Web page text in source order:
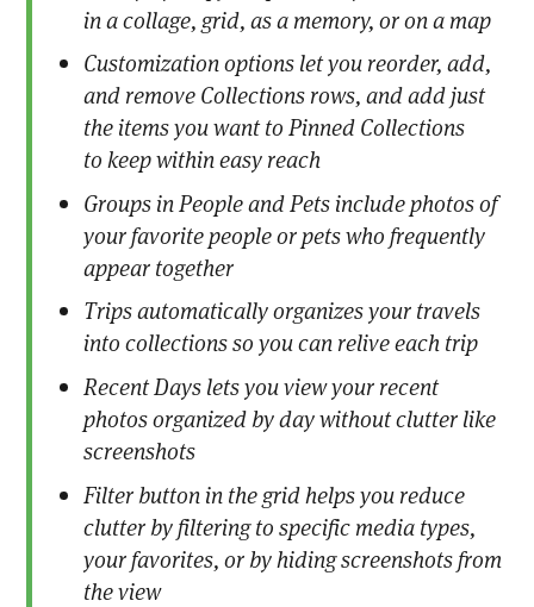
in a collage, grid, as a memory, or on a map
Customization options let you reorder, add,
and remove Collections rows, and add just
the items you want to Pinned Collections
to keep within easy reach
Groups in People and Pets include photos of
your favorite people or pets who frequently
appear together
Trips automatically organizes your travels
into collections so you can relive each trip
Recent Days lets you view your recent
photos organized by day without clutter like
screenshots
Filter button in the grid helps you reduce
clutter by filtering to specific media types,
your favorites, or by hiding screenshots from
the view